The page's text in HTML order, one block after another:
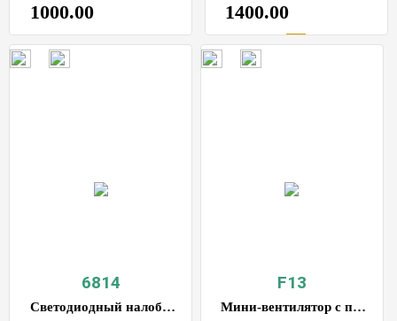
1000.00 1400.00
6814
Светодиодный налобный фонарь, 3 режима
F13
Мини-вентилятор с пультом управления